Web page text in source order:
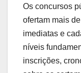
Os concursos
ofertam mais
imediatas e
níveis
inscrições,